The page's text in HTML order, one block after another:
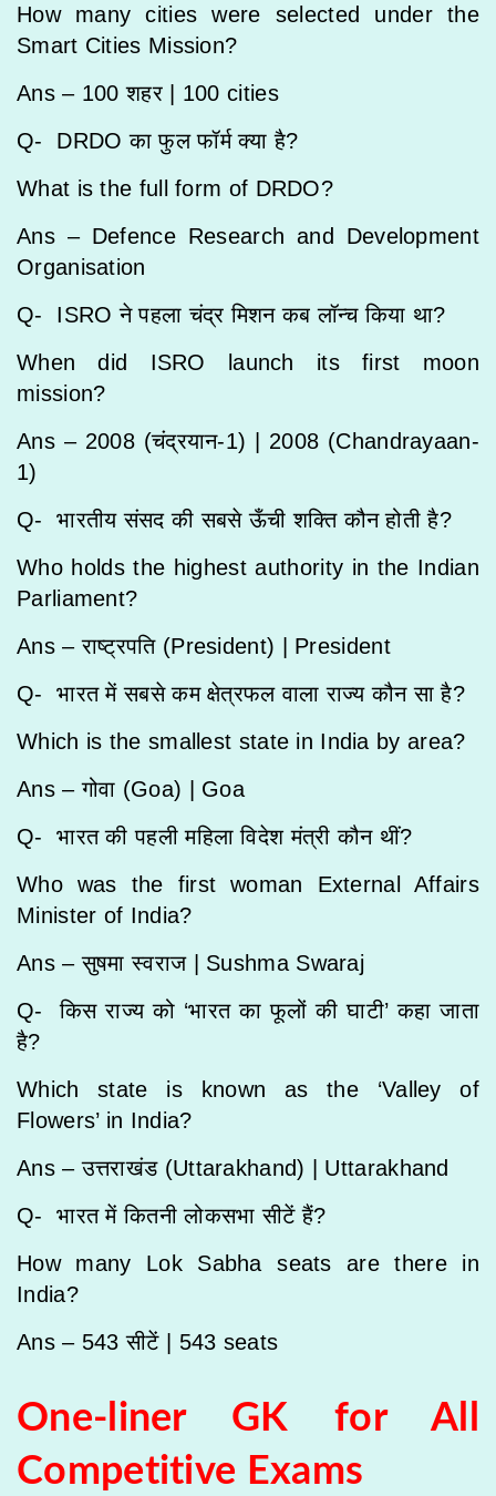
How many cities were selected under the
Smart Cities Mission?
Ans – 100 शहर | 100 cities
Q- DRDO का फुल फॉर्म क्या है?
What is the full form of DRDO?
Ans – Defence Research and Development
Organisation
Q- ISRO ने पहला चंद्र मिशन कब लॉन्च किया था?
When did ISRO launch its first moon
mission?
Ans – 2008 (चंद्रयान-1) | 2008 (Chandrayaan-
1)
Q- भारतीय संसद की सबसे ऊँची शक्ति कौन होती है?
Who holds the highest authority in the Indian
Parliament?
Ans – राष्ट्रपति (President) | President
Q- भारत में सबसे कम क्षेत्रफल वाला राज्य कौन सा है?
Which is the smallest state in India by area?
Ans – गोवा (Goa) | Goa
Q- भारत की पहली महिला विदेश मंत्री कौन थीं?
Who was the first woman External Affairs
Minister of India?
Ans – सुषमा स्वराज | Sushma Swaraj
Q- किस राज्य को ‘भारत का फूलों की घाटी’ कहा जाता
है?
Which state is known as the ‘Valley of
Flowers’ in India?
Ans – उत्तराखंड (Uttarakhand) | Uttarakhand
Q- भारत में कितनी लोकसभा सीटें हैं?
How many Lok Sabha seats are there in
India?
Ans – 543 सीटें | 543 seats
One-liner GK for All
Competitive Exams